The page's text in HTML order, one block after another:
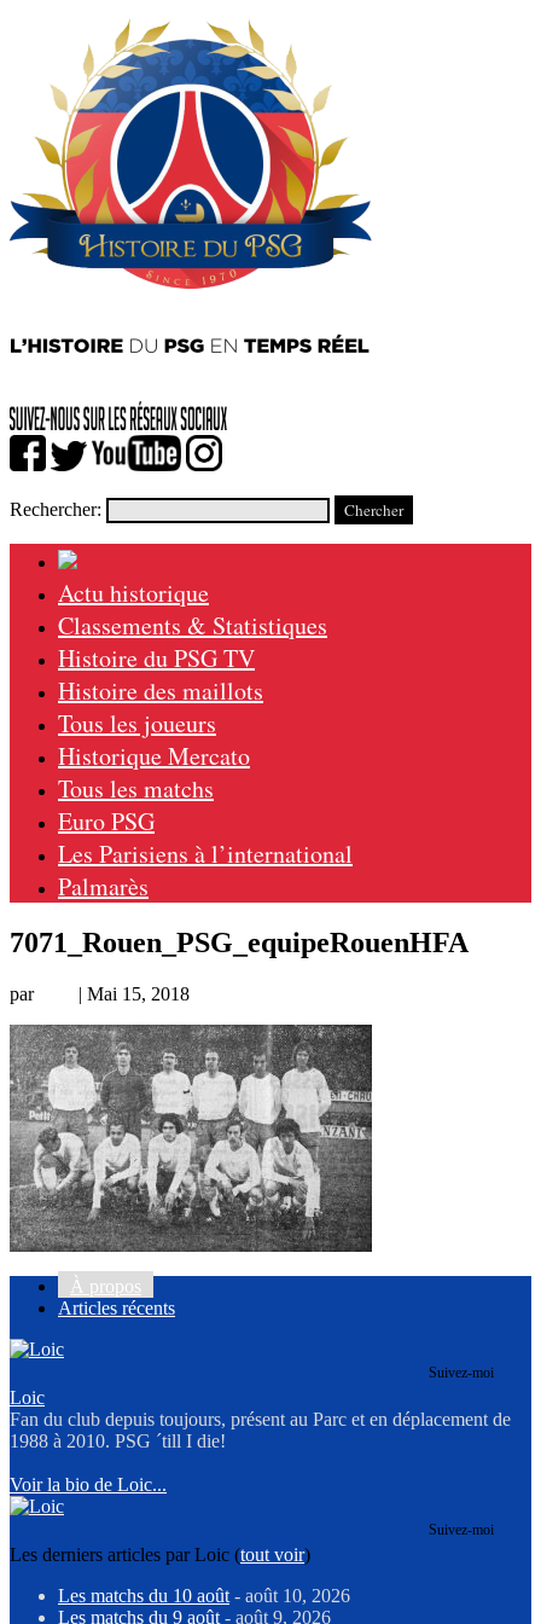
Rechercher:
Actu historique
Classements & Statistiques
Histoire du PSG TV
Histoire des maillots
Tous les joueurs
Historique Mercato
Tous les matchs
Euro PSG
Les Parisiens à l’international
Palmarès
7071_Rouen_PSG_equipeRouenHFA
par | Mai 15, 2018
À propos
Articles récents
Suivez-moi
Loic
Fan du club depuis toujours, présent au Parc et en déplacement de
1988 à 2010. PSG ´till I die!
Voir la bio de Loic...
Suivez-moi
Les derniers articles par Loic (tout voir)
Les matchs du 10 août - août 10, 2026
Les matchs du 9 août - août 9, 2026